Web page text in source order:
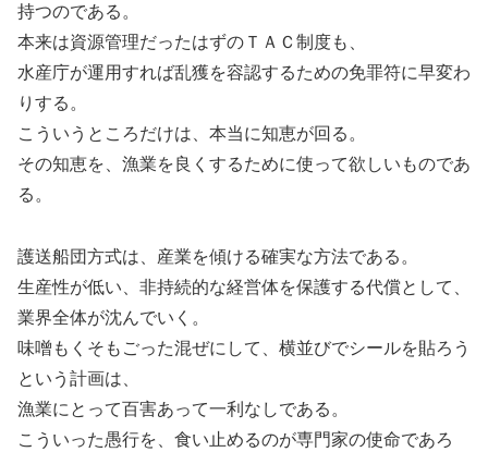
持つのである。
本来は資源管理だったはずのＴＡＣ制度も、
水産庁が運用すれば乱獲を容認するための免罪符に早変わ
りする。
こういうところだけは、本当に知恵が回る。
その知恵を、漁業を良くするために使って欲しいものであ
る。
護送船団方式は、産業を傾ける確実な方法である。
生産性が低い、非持続的な経営体を保護する代償として、
業界全体が沈んでいく。
味噌もくそもごった混ぜにして、横並びでシールを貼ろう
という計画は、
漁業にとって百害あって一利なしである。
こういった愚行を、食い止めるのが専門家の使命であろ